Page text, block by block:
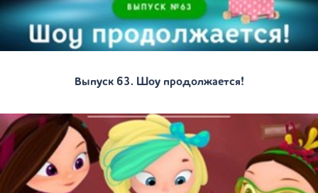
Выпуск 63. Шоу продолжается!